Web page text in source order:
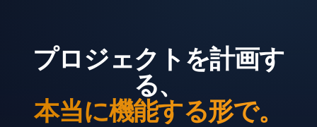
プロジェクトを計画す
る、
本当に機能する形で。